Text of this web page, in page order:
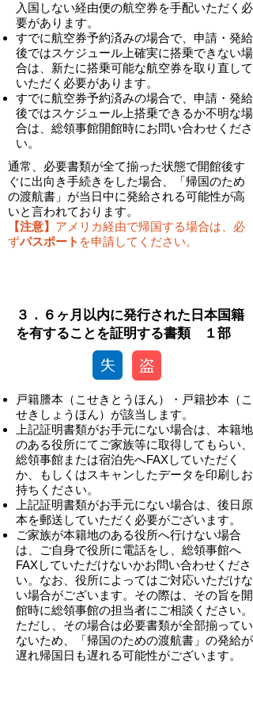
入国しない経由便の航空券を手配いただく必
要があります。
すでに航空券予約済みの場合で、申請・発給
後ではスケジュール上確実に搭乗できない場
合は、新たに搭乗可能な航空券を取り直して
いただく必要があります。
すでに航空券予約済みの場合で、申請・発給
後ではスケジュール上搭乗できるか不明な場
合は、総領事館開館時にお問い合わせくださ
い。
​通常、必要書類が全て揃った状態で開館後す
ぐに出向き手続きをした場合、「帰国のため
の渡航書」が当日中に発給される可能性が高
いと言われております。
【注意】 アメリカ経由で帰国する場合は、必
ずパスポート を申請してください。
３．６ヶ月以内に発行された日本国籍
を有することを証明する書類 １部
戸籍謄本（こせきとうほん）・戸籍抄本（こ
せきしょうほん）が該当します。
上記証明書類がお手元にない場合は、本籍地
のある役所にてご家族等に取得してもらい、
総領事館または宿泊先へFAXしていただく
か、もしくはスキャンしたデータを印刷しお
持ちください。
上記証明書類がお手元にない場合は、後日原
本を郵送していただく必要がございます。
ご家族が本籍地のある役所へ行けない場合
は、ご自身で役所に電話をし、総領事館へ
FAXしていただけないかお問い合わせくださ
い。なお、役所によってはご対応いただけな
い場合がございます。その際は、その旨を開
館時に総領事館の担当者にご相談ください。
ただし、その場合は必要書類が全部揃ってい
ないため、「帰国のための渡航書」の発給が
遅れ帰国日も遅れる可能性がございます。